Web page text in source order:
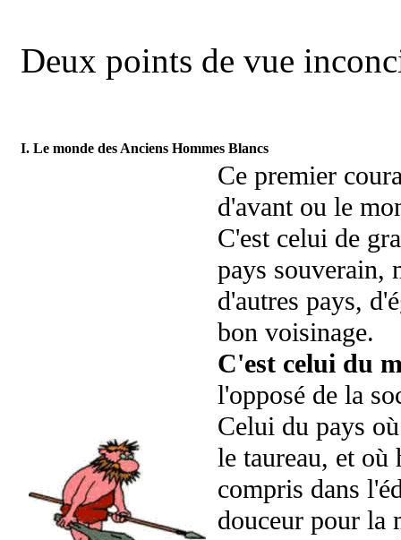
Deux points de vue
I. Le monde des Anciens Hommes Blancs
Ce premier
d'avant ou le
C'est celui de
pays souverain,
d'autres pays,
bon voisinage.
C'est celui du
l'opposé de la
Celui du pays
le taureau, et
compris dans
douceur pour la